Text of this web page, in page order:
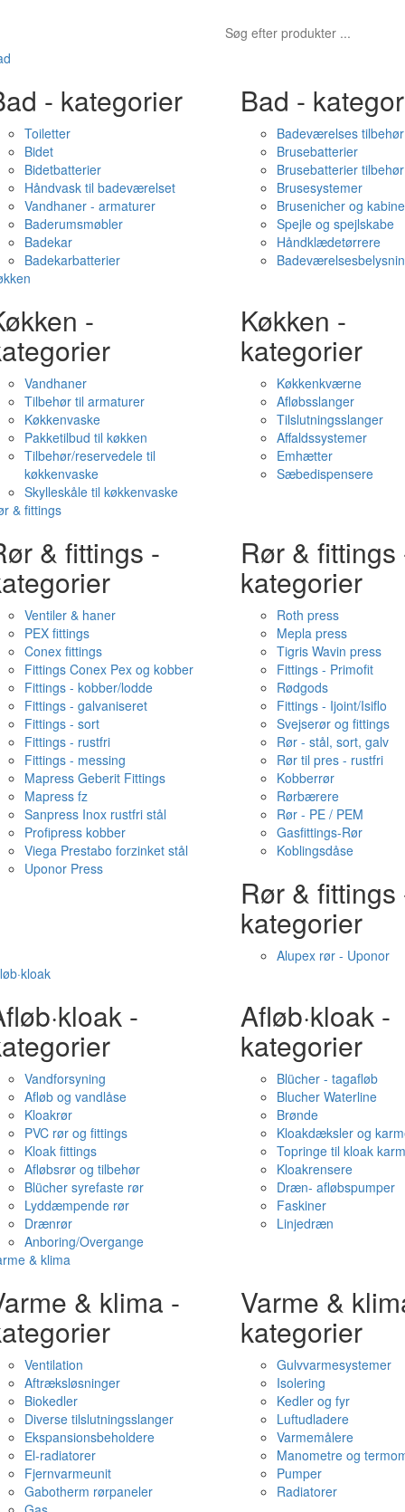
- kategorier
Toiletter
Bidet
Bidetbatterier
Håndvask til badeværelset
Vandhaner - armaturer
Baderumsmøbler
Badekar
Badekarbatterier
Bad -
Badeværelses tilbehør
Brusebatterier
Brusebatterier tilbehør
Brusesystemer
Brusenicher og
Spejle og spejlskabe
Håndklædetørrere
-
Vandhaner
Tilbehør til armaturer
Køkkenvaske
Pakketilbud til køkken
Tilbehør/reservedele til
køkkenvaske
Skylleskåle til køkkenvaske
Køkken -
kategorier
Køkkenkværne
Afløbsslanger
Tilslutningsslanger
Affaldssystemer
Emhætter
Sæbedispensere
& fittings
& fittings -
Ventiler & haner
PEX fittings
Conex fittings
Fittings Conex Pex og kobber
Fittings - kobber/lodde
Fittings - galvaniseret
Fittings - sort
Fittings - rustfri
Fittings - messing
Mapress Geberit Fittings
Mapress fz
Sanpress Inox rustfri stål
Profipress kobber
Viega Prestabo forzinket stål
Uponor Press
Rør & fittings
kategorier
Roth press
Mepla press
Tigris Wavin press
Fittings - Primofit
Rødgods
Fittings - Ijoint/Isiflo
Svejserør og fittings
Rør - stål, sort, galv
Rør til pres - rustfri
Kobberrør
Rørbærere
Rør - PE / PEM
Gasfittings-Rør
Koblingsdåse
Rør & fittings
kategorier
Alupex rør - Uponor
-
Vandforsyning
Afløb og vandlåse
Kloakrør
PVC rør og fittings
Kloak fittings
Afløbsrør og tilbehør
Blücher syrefaste rør
Lyddæmpende rør
Drænrør
Anboring/Overgange
Afløb·kloak -
kategorier
Blücher - tagafløb
Blucher Waterline
Brønde
Kloakdæksler og
Topringe til kloak
Kloakrensere
Dræn- afløbspumper
Faskiner
Linjedræn
& klima
& klima -
Ventilation
Aftræksløsninger
Biokedler
Diverse tilslutningsslanger
Ekspansionsbeholdere
El-radiatorer
Fjernvarmeunit
Gabotherm rørpaneler
Varme &
kategorier
Gulvvarmesystemer
Isolering
Kedler og fyr
Luftudladere
Varmemålere
Manometre og
Pumper
Radiatorer